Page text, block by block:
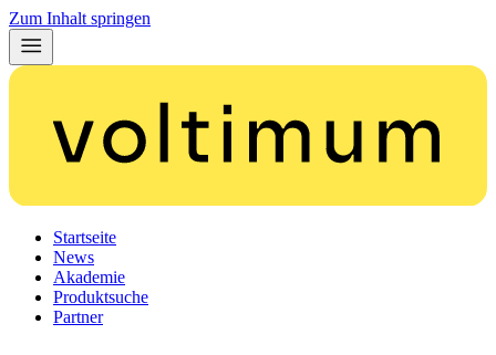
Zum Inhalt springen
Startseite
News
Akademie
Produktsuche
Partner